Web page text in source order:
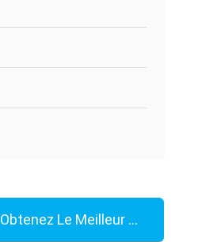
Obtenez Le Meilleur Prix